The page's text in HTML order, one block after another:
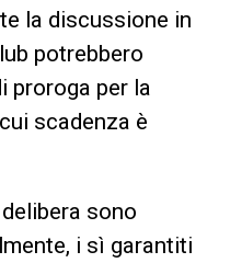
la discussione in
potrebbero
proroga per la
scadenza è
sono
i sì garantiti